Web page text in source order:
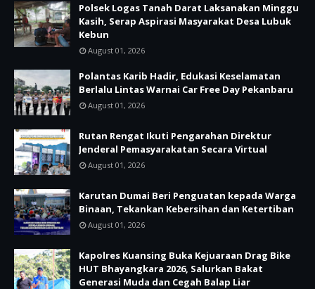
Polsek Logas Tanah Darat Laksanakan Minggu
Kasih, Serap Aspirasi Masyarakat Desa Lubuk
Kebun
August 01, 2026
Polantas Karib Hadir, Edukasi Keselamatan
Berlalu Lintas Warnai Car Free Day Pekanbaru
August 01, 2026
Rutan Rengat Ikuti Pengarahan Direktur
Jenderal Pemasyarakatan Secara Virtual
August 01, 2026
Karutan Dumai Beri Penguatan kepada Warga
Binaan, Tekankan Kebersihan dan Ketertiban
August 01, 2026
Kapolres Kuansing Buka Kejuaraan Drag Bike
HUT Bhayangkara 2026, Salurkan Bakat
Generasi Muda dan Cegah Balap Liar